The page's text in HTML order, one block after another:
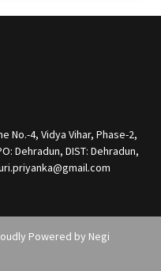
No.-4, Vidya Vihar, Phase-2,
Dehradun, DIST: Dehradun,
Powered by Negi